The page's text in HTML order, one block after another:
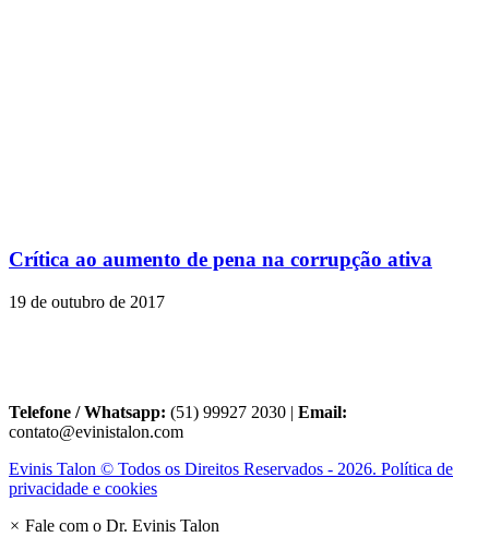
Crítica ao aumento de pena na corrupção ativa
19 de outubro de 2017
Telefone / Whatsapp: (51) 99927 2030 | Email:
contato@evinistalon.com
Evinis Talon © Todos os Direitos Reservados - 2026. Política de
privacidade e cookies
× Fale com o Dr. Evinis Talon